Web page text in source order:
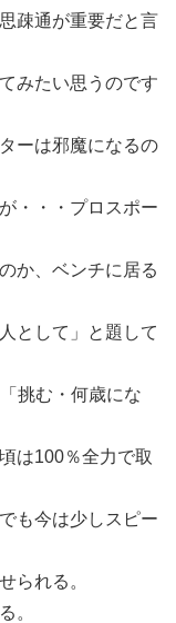
疎通が重要だと言
みたい思うのです
ーは邪魔になるの
・・・プロスポー
か、ベンチに居る
として」と題して
挑む・何歳にな
は100％全力で取
も今は少しスピー
られる。
。